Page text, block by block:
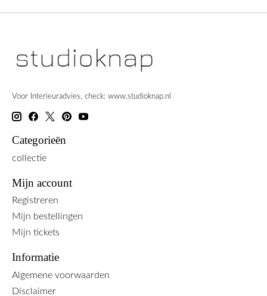
Voor Interieuradvies, check: www.studioknap.nl
Categorieën
collectie
Mijn account
Registreren
Mijn bestellingen
Mijn tickets
Informatie
Algemene voorwaarden
Disclaimer